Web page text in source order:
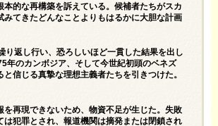
的な再構築を訴えている。候補者たちがスカ
てきたどんなことよりもはるかに大胆な計画
返し行い、恐ろしいほど一貫した結果を出し
年のカンボジア、そして今世紀初頭のベネズ
信じる真摯な理想主義者たちを引きつけた。
再現できないため、物資不足が生じた。失敗
犯罪とされ、報道機関は摘発または閉鎖され